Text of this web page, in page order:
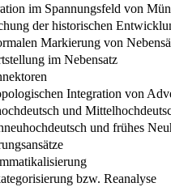
im Spannungsfeld von
der historischen
Markierung von
im Nebensatz
Integration von
und
und frühes
bzw. Reanalyse